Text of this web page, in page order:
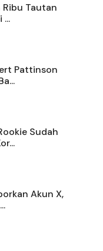
Ribu Tautan
Pattinson
Sudah
Akun X,